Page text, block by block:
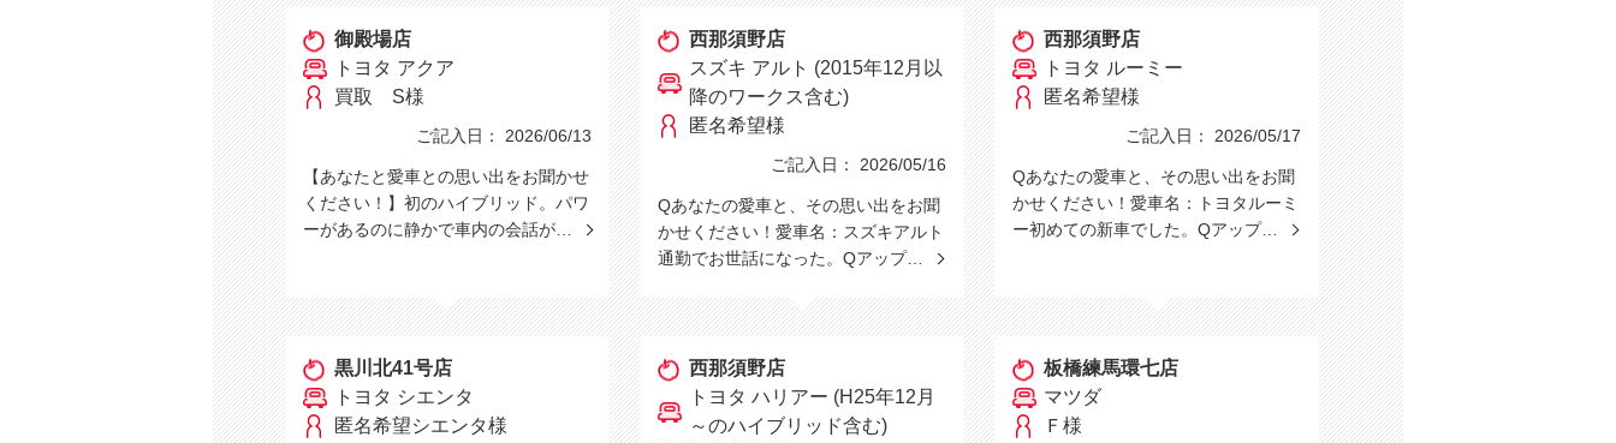
御殿場店
トヨタ アクア
買取 S様
ご記入日： 2026/06/13
【あなたと愛車との思い出をお聞かせ
ください！】初のハイブリッド。パワ
ーがあるのに静かで車内の会話が…
西那須野店
スズキ アルト (2015年12月以
降のワークス含む)
匿名希望様
ご記入日： 2026/05/16
Qあなたの愛車と、その思い出をお聞
かせください！愛車名：スズキアルト
通勤でお世話になった。Qアップ…
西那須野店
トヨタ ルーミー
匿名希望様
ご記入日： 2026/05/17
Qあなたの愛車と、その思い出をお聞
かせください！愛車名：トヨタルーミ
ー初めての新車でした。Qアップ…
黒川北41号店
トヨタ シエンタ
匿名希望シエンタ様
西那須野店
トヨタ ハリアー (H25年12月
～のハイブリッド含む)
板橋練馬環七店
マツダ
Ｆ様